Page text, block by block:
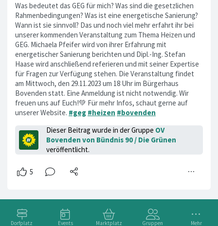
Dorfplatz Events Marktplatz Gruppen Mehr
Was bedeutet das GEG für mich? Was sind die gesetzlichen
Rahmenbedingungen? Was ist eine energetische Sanierung?
Wann ist sie sinnvoll? Das und noch viel mehr erfahrt ihr bei
unserer kommenden Veranstaltung zum Thema Heizen und
GEG. Michaela Pfeifer wird von ihrer Erfahrung mit
energetischer Sanierung berichten und Dipl.-Ing. Stefan
Haase wird anschließend referieren und mit seiner Expertise
für Fragen zur Verfügung stehen. Die Veranstaltung findet
am Mittwoch, den 29.11.2023 um 18 Uhr im Bürgerhaus
Bovenden statt. Eine Anmeldung ist nicht notwendig. Wir
freuen uns auf Euch!💚 Für mehr Infos, schaut gerne auf
unserer Website. #geg #heizen #bovenden
Dieser Beitrag wurde in der Gruppe OV
Bovenden von Bündnis 90 / Die Grünen
veröffentlicht.